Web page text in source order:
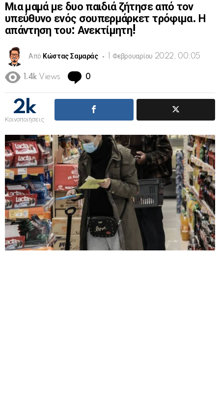
Μια μαμά με δυο παιδιά ζήτησε από τον
υπεύθυνο ενός σουπερμάρκετ τρόφιμα. Η
απάντηση του: Ανεκτίμητη!
Από Κώστας Σαμαράς 1 Φεβρουαρίου 2022, 00:05
1.4k Views 0
2k
Κοινοποιήσεις